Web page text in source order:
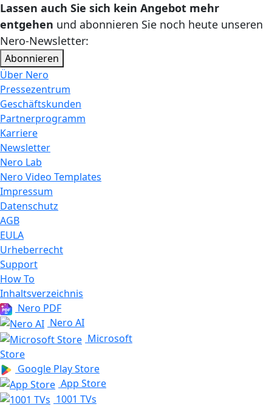
Lassen auch Sie sich kein Angebot mehr
entgehen und abonnieren Sie noch heute unseren
Nero-Newsletter:
Abonnieren
Über Nero
Pressezentrum
Geschäftskunden
Partnerprogramm
Karriere
Newsletter
Nero Lab
Nero Video Templates
Impressum
Datenschutz
AGB
EULA
Urheberrecht
Support
How To
Inhaltsverzeichnis
Nero PDF
Nero AI
Microsoft
Store
Google Play Store
App Store
1001 TVs